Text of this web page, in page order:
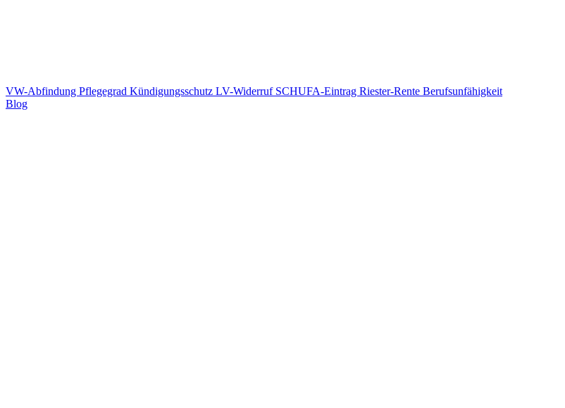
VW-Abfindung Pflegegrad Kündigungsschutz LV-Widerruf SCHUFA-Eintrag Riester-Rente Berufsunfähigkeit
Blog